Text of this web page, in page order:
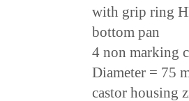
with grip ring
bottom pan
4 non marking
Diameter = 75
castor housing